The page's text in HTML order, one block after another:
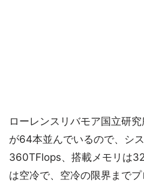
ローレンスリバモア国立研
が64本並んでいるので、シ
360TFlops、搭載メモリは
は空冷で、空冷の限界まで